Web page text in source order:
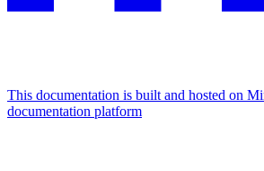
This documentation is built and hosted on
documentation platform